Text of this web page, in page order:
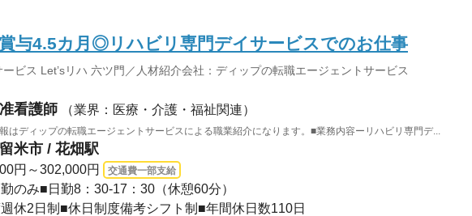
与4.5カ月◎リハビリ専門デイサービスでのお仕事
ビス Let’sリハ 六ツ門／人材紹介会社：ディップの転職エージェントサービス
看護師 （業界：医療・介護・福祉関連）
はディップの転職エージェントサービスによる職業紹介になります。■業務内容ーリハビリ専門デ...
米市 / 花畑駅
円～302,000円 交通費一部支給
のみ■日勤8：30-17：30（休憩60分）
休2日制■休日制度備考シフト制■年間休日数110日